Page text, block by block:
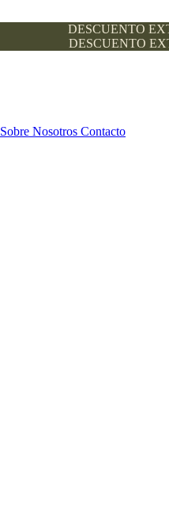
DESCUENTO
DESCUENTO
Sobre Nosotros Contacto